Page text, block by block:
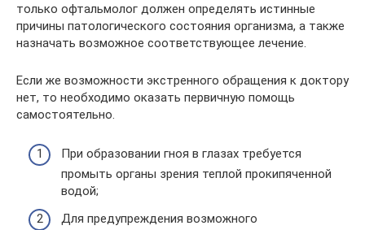
только офтальмолог должен определять истинные
причины патологического состояния организма, а также
назначать возможное соответствующее лечение.
Если же возможности экстренного обращения к доктору
нет, то необходимо оказать первичную помощь
самостоятельно.
При образовании гноя в глазах требуется
промыть органы зрения теплой прокипяченной
водой;
Для предупреждения возможного